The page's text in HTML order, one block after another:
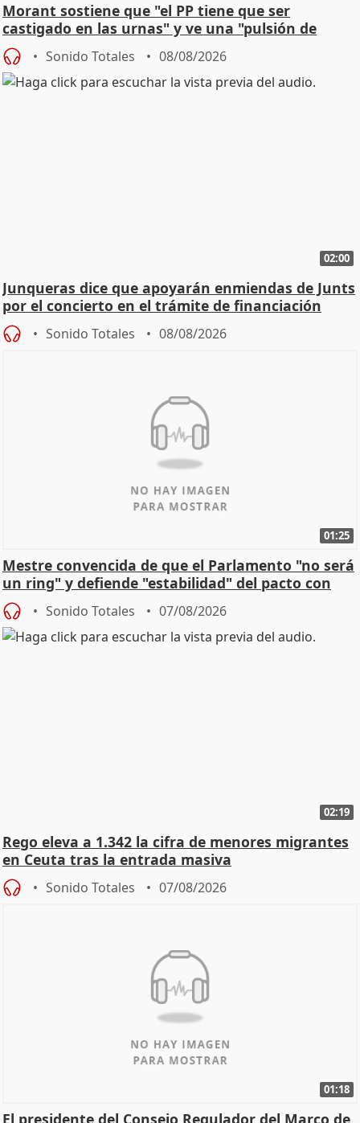
Morant sostiene que "el PP tiene que ser
castigado en las urnas" y ve una "pulsión de
cambio"
Sonido Totales 08/08/2026
02:00
Junqueras dice que apoyarán enmiendas de Junts
por el concierto en el trámite de financiación
Sonido Totales 08/08/2026
01:25
Mestre convencida de que el Parlamento "no será
un ring" y defiende "estabilidad" del pacto con
Vox
Sonido Totales 07/08/2026
02:19
Rego eleva a 1.342 la cifra de menores migrantes
en Ceuta tras la entrada masiva
Sonido Totales 07/08/2026
01:18
El presidente del Consejo Regulador del Marco de